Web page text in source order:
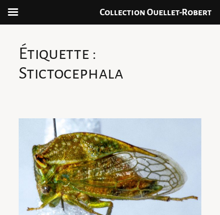
contenuÉtiquette :
Stictocephala
Collection Ouellet-Robert